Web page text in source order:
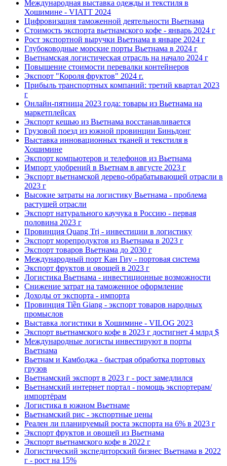
Международная выставка одежды и текстиля в
Хошимине - VIATT 2024
Цифровизация таможенной деятельности Вьетнама
Стоимость экспорта вьетнамского кофе - январь 2024 г
Рост экспортной выручки Вьетнама в январе 2024 г
Глубоководные морские порты Вьетнама в 2024 г
Вьетнамская логистическая отрасль на начало 2024 г
Повышение стоимости перевалки контейнеров
Экспорт "Короля фруктов" 2024 г.
Прибыль транспортных компаний: третий квартал 2023
г
Онлайн-пятница 2023 года: товары из Вьетнама на
маркетплейсах
Экспорт кешью из Вьетнама восстанавливается
Грузовой поезд из южной провинции Биньдонг
Выставка инновационных тканей и текстиля в
Хошимине
Экспорт компьютеров и телефонов из Вьетнама
Импорт удобрений в Вьетнам в августе 2023 г
Экспорт вьетнамской дерево-обрабатывающей отрасли в
2023 г
Высокие затраты на логистику Вьетнама - проблема
растущей отрасли
Экспорт натурального каучука в Россию - первая
половина 2023 г
Провинция Quang Trị - инвестиции в логистику
Экспорт морепродуктов из Вьетнама в 2023 г
Экспорт товаров Вьетнама до 2030 г
Международный порт Кан Гиу - портовая система
Экспорт фруктов и овощей в 2023 г
Логистика Вьетнама - инвестиционные возможности
Снижение затрат на таможенное оформление
Доходы от экспорта - импорта
Провинция Tiền Giang - экспорт товаров народных
промыслов
Выставка логистики в Хошимине - VILOG 2023
Экспорт вьетнамского кофе в 2023 г достигнет 4 млрд $
Международные логисты инвестируют в порты
Вьетнама
Вьетнам и Камбоджа - быстрая обработка портовых
грузов
Вьетнамский экспорт в 2023 г - рост замедлился
Вьетнамский интернет портал - помощь экспортерам/
импортёрам
Логистика в южном Вьетнаме
Вьетнамский рис - экспортные цены
Реален ли планируемый роста экспорта на 6% в 2023 г
Экспорт фруктов и овощей из Вьетнама
Экспорт вьетнамского кофе в 2022 г
Логистический экспедиторский бизнес Вьетнама в 2022
г - рост на 15%